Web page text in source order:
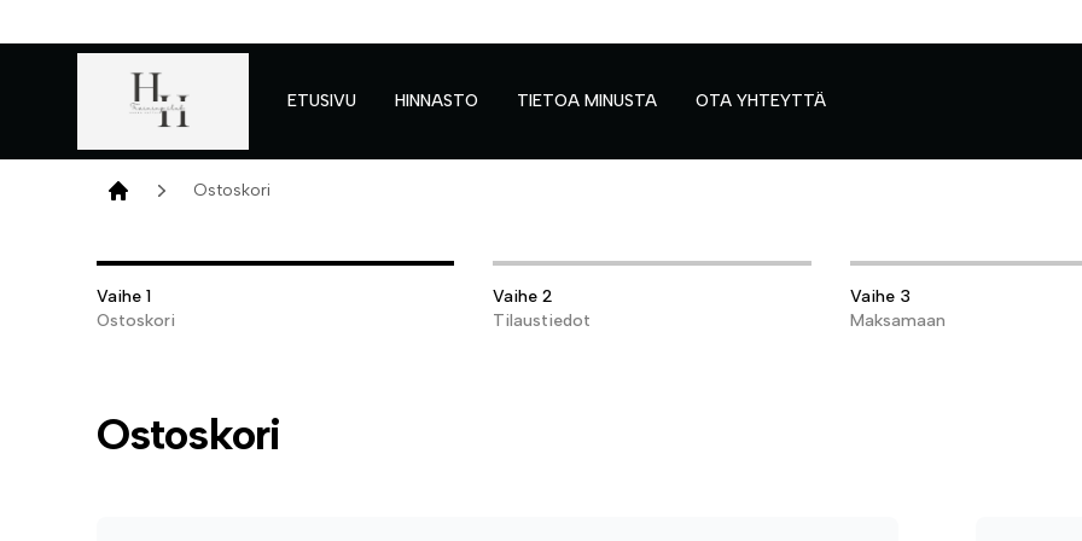
Verkkokauppa
ETUSIVU HINNASTO TIETOA MINUSTA OTA YHTEYTTÄ
Ostoskori
Vaihe 1
Ostoskori
Vaihe 2
Tilaustiedot
Vaihe 3
Maksamaan
Ostoskori